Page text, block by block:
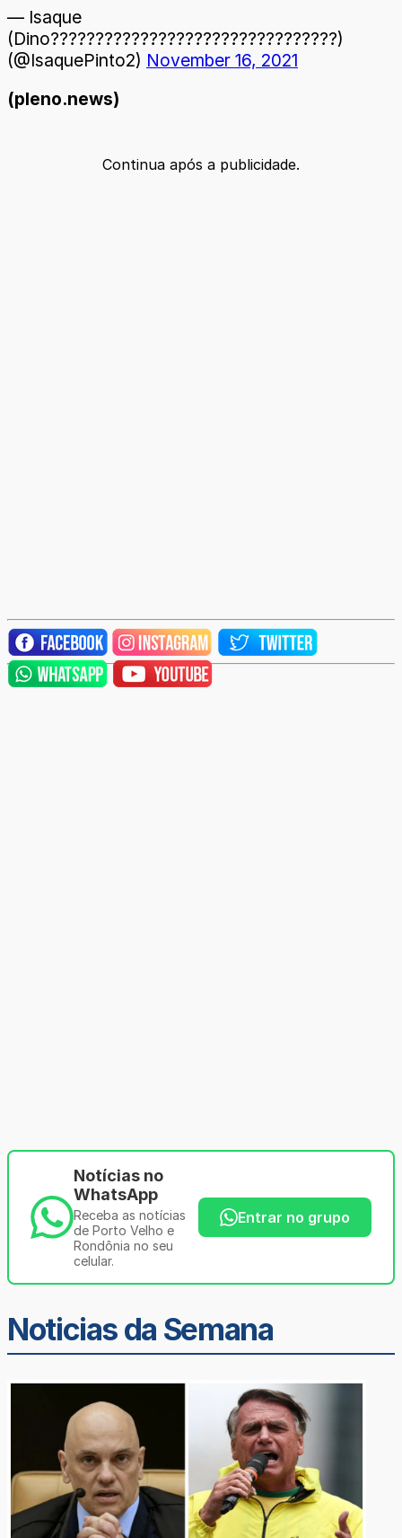
— Isaque
(Dino????????????????????????????????)
(@IsaquePinto2) November 16, 2021
(pleno.news)
Continua após a publicidade.
Notícias no
WhatsApp
Receba as notícias
de Porto Velho e
Rondônia no seu
celular.
Entrar no grupo
Noticias da Semana